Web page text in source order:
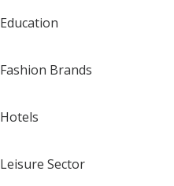
Education
Fashion Brands
Hotels
Leisure Sector